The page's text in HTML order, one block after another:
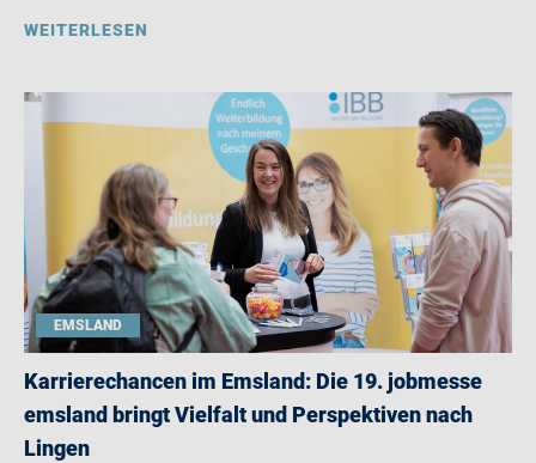
WEITERLESEN
EMSLAND
Karrierechancen im Emsland: Die 19. jobmesse
emsland bringt Vielfalt und Perspektiven nach
Lingen